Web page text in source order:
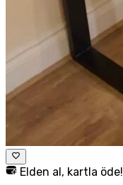
Elden al, kartla öde!